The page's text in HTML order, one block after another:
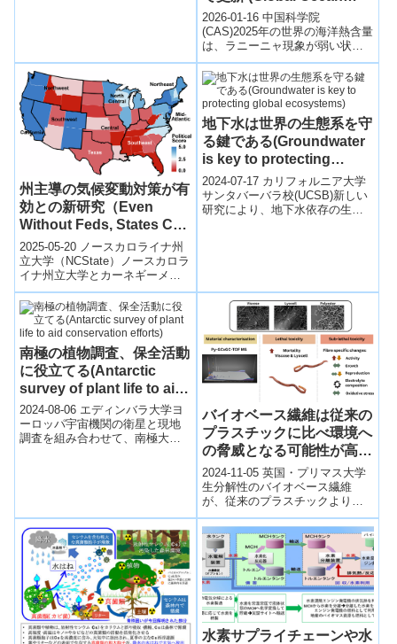
Heat Hits Record High
for 9th Year in 2025,
Report Says)
2026-01-16 中国科学院
(CAS)2025年の世界の海洋熱含量
は、ラニーニャ現象が弱い状態
で発生していたにもかかわら
ず、9年連続で過去最高を更新し
た。中...
州主導の気候変動対策が有
効との新研究（Even
Without Feds, States Can
Take Meaningful Action
on Climate Change）
2025-05-20 ノースカロライナ州
立大学（NCState）ノースカロラ
イナ州立大学とカーネギーメロ
ン大学の研究チームは、米国連
邦政府の気候対策が不十分な
中...
地下水は世界の生態系を守
る鍵である(Groundwater
is key to protecting
global ecosystems)
2024-07-17 カリフォルニア大学
サンタバーバラ校(UCSB)新しい
研究により、地下水依存の生態
南極の植物調査、保全活動
に役立てる(Antarctic
survey of plant life to aid
conservation efforts)
2024-08-06 エディンバラ大学ヨ
ーロッパ宇宙機関の衛星と現地
調査を組み合わせて、南極大陸
バイオベース繊維は従来の
プラスチックに比べ環境へ
の脅威となる可能性が高い
(Bio-based fibres could
pose greater threat to the
environment than
conventional plastics)
2024-11-05 英国・プリマス大学
生分解性のバイオベース繊維
が、従来のプラスチックよりも
環境に大きな脅威を与える可能
性があることが、プリマス大学
の新たな研...
水素サプライチェーンや水